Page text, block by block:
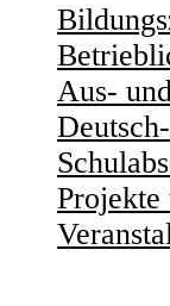
Aus-
Projekte